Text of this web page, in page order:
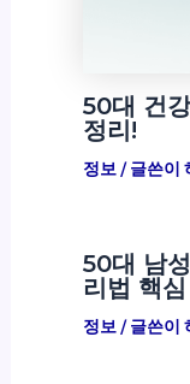
50대 건
정리!
정보/ 글쓴이
50대 남
리법 핵
정보/ 글쓴이